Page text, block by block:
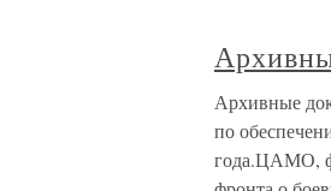
Архивные
по
года.ЦАМО,